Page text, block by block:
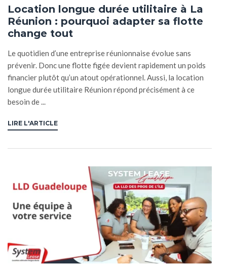
Location longue durée utilitaire à La
Réunion : pourquoi adapter sa flotte
change tout
Le quotidien d’une entreprise réunionnaise évolue sans
prévenir. Donc une flotte figée devient rapidement un poids
financier plutôt qu’un atout opérationnel. Aussi, la location
longue durée utilitaire Réunion répond précisément à ce
besoin de ...
LIRE L'ARTICLE